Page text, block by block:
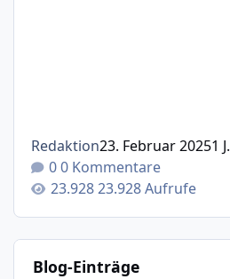
Redaktion23. Februar 20251 J.
0 Kommentare
23.928 Aufrufe
Blog-Einträge